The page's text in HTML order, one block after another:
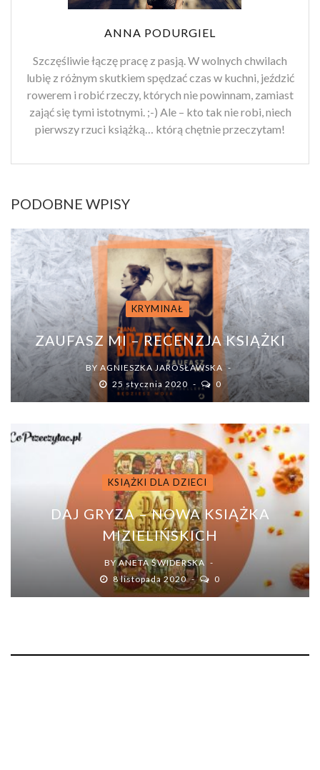
ANNA PODURGIEL
Szczęśliwie łączę pracę z pasją. W wolnych chwilach
lubię z różnym skutkiem spędzać czas w kuchni, jeździć
rowerem i robić rzeczy, których nie powinnam, zamiast
zająć się tymi istotnymi. ;-) Ale – kto tak nie robi, niech
pierwszy rzuci książką… którą chętnie przeczytam!
PODOBNE WPISY
KRYMINAŁ
ZAUFASZ MI – RECENZJA KSIĄŻKI
BY AGNIESZKA JAROSŁAWSKA
25 stycznia 2020
0
KSIĄŻKI DLA DZIECI
DAJ GRYZA – NOWA KSIĄŻKA
MIZIELIŃSKICH
BYANETA ŚWIDERSKA
8 listopada 2020
0